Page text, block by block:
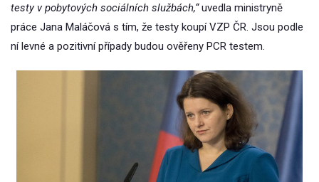
testy v pobytových sociálních službách,“uvedla ministryně
práce Jana Maláčová s tím, že testy koupí VZP ČR. Jsou podle
ní levné a pozitivní případy budou ověřeny PCR testem.